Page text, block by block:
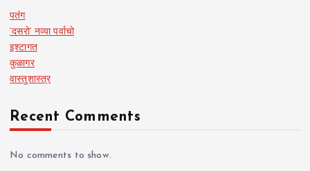
पतंग
‘दसरो’ नव्या पर्वाचो
इश्टागत
कुळागर
वास्तुशास्त्र
Recent Comments
No comments to show.